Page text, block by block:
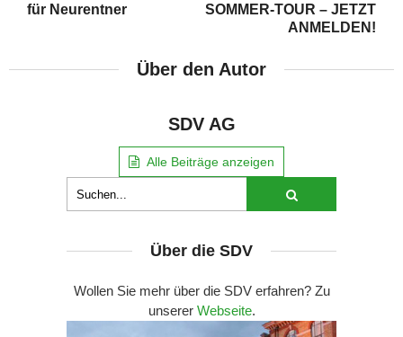
für Neurentner
SOMMER-TOUR – JETZT
ANMELDEN!
Über den Autor
SDV AG
Alle Beiträge anzeigen
Über die SDV
Wollen Sie mehr über die SDV erfahren? Zu
unserer Webseite.